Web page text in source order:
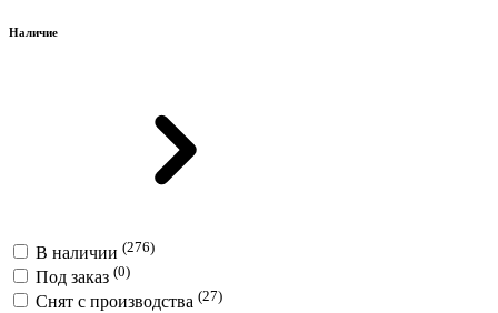
Наличие
В наличии (276)
Под заказ (0)
Снят с производства (27)